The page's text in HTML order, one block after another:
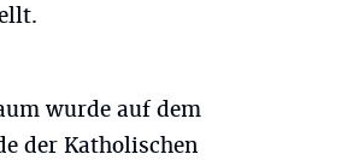
wurde auf dem
der Katholischen